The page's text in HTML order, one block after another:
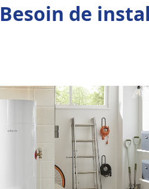
Besoin de